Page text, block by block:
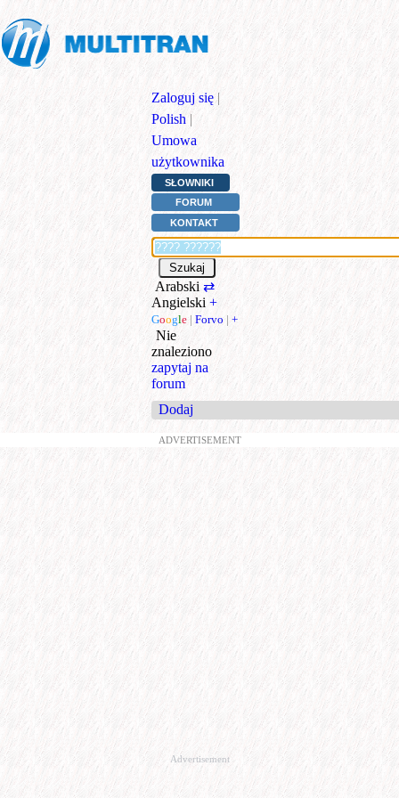
Zaloguj się |
Polish |
Umowa
użytkownika
SŁOWNIKI
FORUM
KONTAKT
Arabski ⇄
Angielski +
Google | Forvo | +
Nie
znaleziono
zapytaj na
forum
Dodaj
ADVERTISEMENT
Advertisement